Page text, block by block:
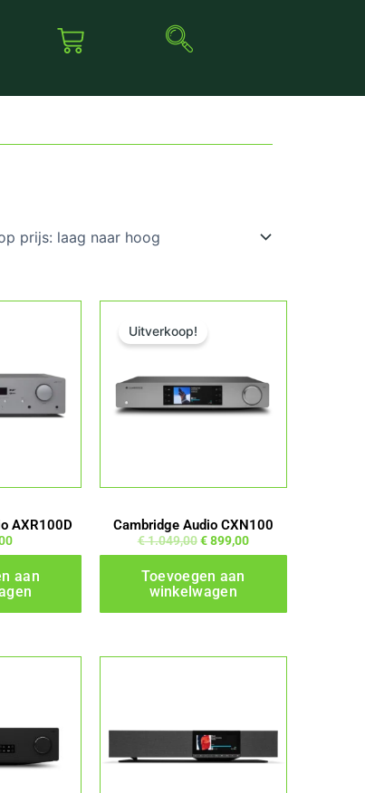
AXR100D
aan
Uitverkoop!
Cambridge Audio CXN100
€1.049,00
Oorspronkelijke prijs was: € 1.049,00.
€899,00
Huidige prijs is: € 899,00.
Toevoegen aan
winkelwagen